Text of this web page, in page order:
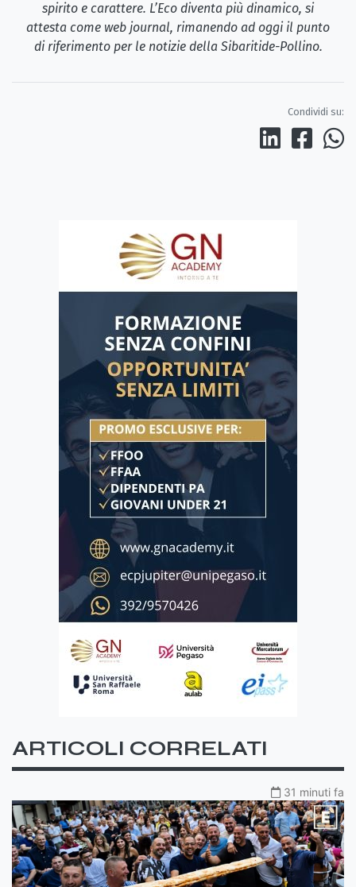
spirito e carattere. L’Eco diventa più dinamico, si
attesta come web journal, rimanendo ad oggi il punto
di riferimento per le notizie della Sibaritide-Pollino.
Condividi su:
ARTICOLI CORRELATI
31 minuti fa